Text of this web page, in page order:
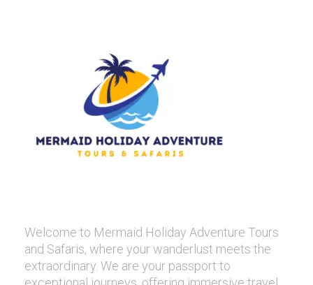
Welcome to Mermaid Holiday Adventure Tours
and Safaris, where your wanderlust meets the
extraordinary. We are your passport to